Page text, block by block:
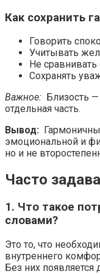
Как сохранить
Говорить
Учитывать
Не
Сохранять
Важное: Близость
отдельная часть.
Вывод:
эмоциональной и
но и не
Часто
1. Что такое
словами?
Это то, что
внутреннего
Без них появляется